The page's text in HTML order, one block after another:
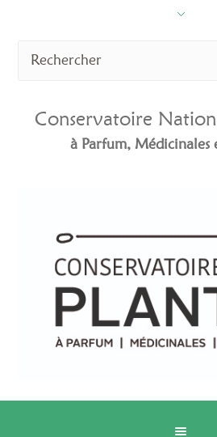
Conservatoire
à Parfum, Médicinales